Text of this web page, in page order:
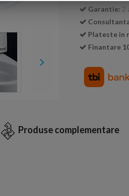
Garantie: 2
Plateste in
Finantare
Produse complementare